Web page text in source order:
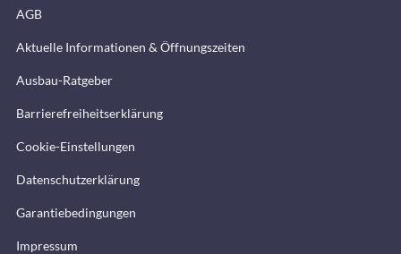
AGB
Aktuelle Informationen & Öffnungszeiten
Ausbau-Ratgeber
Barrierefreiheitserklärung
Cookie-Einstellungen
Datenschutzerklärung
Garantiebedingungen
Impressum